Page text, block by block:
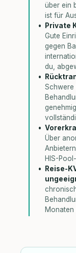
über ein
ist für
Private
Gute
gegen
du,
Schwere
Über
HIS-
Reise-
Monaten